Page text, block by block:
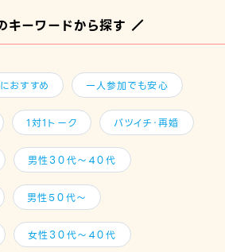
キーワードから探す ／
おすすめ 一人参加でも安心
1対1トーク バツイチ・再婚
男性３０代～４０代
男性５０代～
女性３０代～４０代